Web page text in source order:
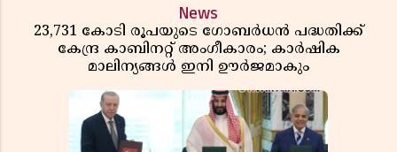
News
23,731 കോടി രൂപയുടെ ഗോബർധൻ പദ്ധതിക്ക്
കേന്ദ്ര കാബിനറ്റ് അംഗീകാരം; കാർഷിക
മാലിന്യങ്ങൾ ഇനി ഊർജമാകും